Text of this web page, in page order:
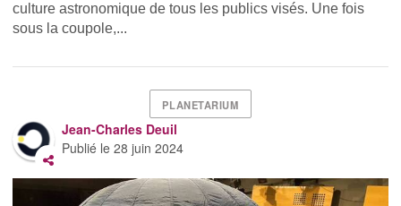
culture astronomique de tous les publics visés. Une fois
sous la coupole,...
PLANETARIUM
Jean-Charles Deuil
Publié le28 juin 2024